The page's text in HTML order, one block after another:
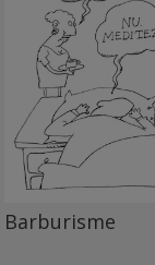
Barburisme